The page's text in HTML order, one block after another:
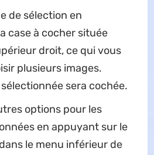
de sélection en
case à cocher située
droit, ce qui vous
plusieurs images.
sera cochée.
options pour les
en appuyant sur le
le menu inférieur de